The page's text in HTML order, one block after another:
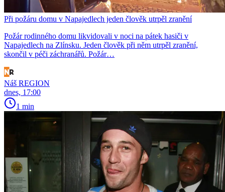
Při požáru domu v Napajedlech jeden člověk utrpěl zranění
Požár rodinného domu likvidovali v noci na pátek hasiči v
Napajedlech na Zlínsku. Jeden člověk při něm utrpěl zranění,
skončil v péči záchranářů. Požár…
Náš REGION
dnes, 17:00
1 min